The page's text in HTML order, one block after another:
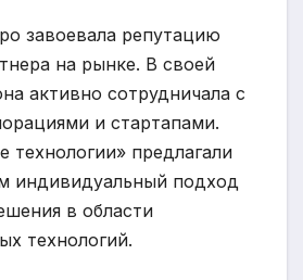
завоевала репутацию
на рынке. В своей
активно сотрудничала с
и стартапами.
технологии» предлагали
индивидуальный подход
в области
технологий.